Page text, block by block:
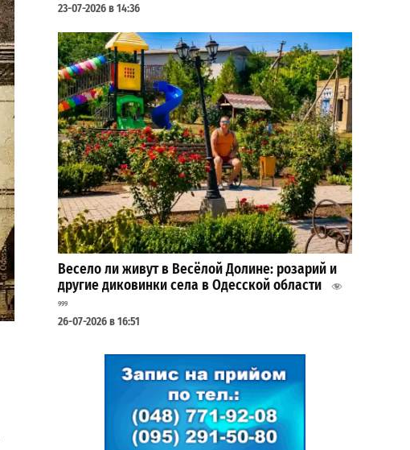
23-07-2026 в 14:36
Весело ли живут в Весёлой Долине: розарий и
другие диковинки села в Одесской области
999
26-07-2026 в 16:51